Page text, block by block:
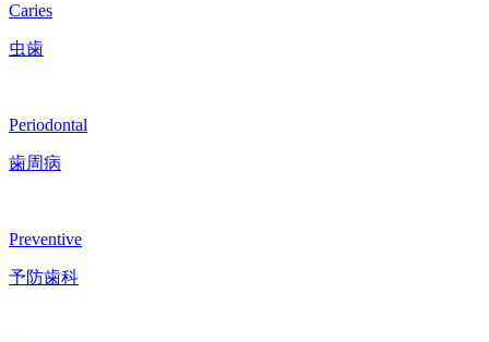
Caries
虫歯
Periodontal
歯周病
Preventive
予防歯科